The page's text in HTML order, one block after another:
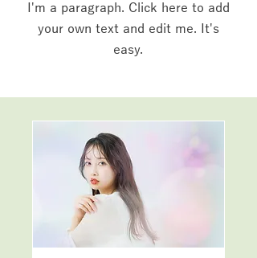
I'm a paragraph. Click here to add
your own text and edit me. It's
easy.